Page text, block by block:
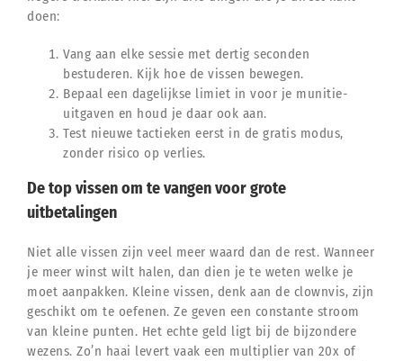
doen:
Vang aan elke sessie met dertig seconden
bestuderen. Kijk hoe de vissen bewegen.
Bepaal een dagelijkse limiet in voor je munitie-
uitgaven en houd je daar ook aan.
Test nieuwe tactieken eerst in de gratis modus,
zonder risico op verlies.
De top vissen om te vangen voor grote
uitbetalingen
Niet alle vissen zijn veel meer waard dan de rest. Wanneer
je meer winst wilt halen, dan dien je te weten welke je
moet aanpakken. Kleine vissen, denk aan de clownvis, zijn
geschikt om te oefenen. Ze geven een constante stroom
van kleine punten. Het echte geld ligt bij de bijzondere
wezens. Zo’n haai levert vaak een multiplier van 20x of